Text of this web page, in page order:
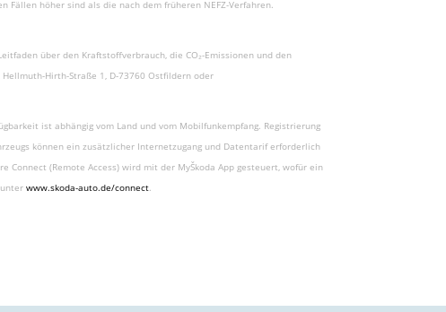
Fällen höher sind als die nach dem früheren NEFZ-Verfahren.
über den Kraftstoffverbrauch, die CO₂-Emissionen und den
Hirth-Straße 1, D-73760 Ostfildern oder
ist abhängig vom Land und vom Mobilfunkempfang. Registrierung
können ein zusätzlicher Internetzugang und Datentarif erforderlich
Connect (Remote Access) wird mit der MyŠkoda App gesteuert, wofür ein
www.skoda-auto.de/connect